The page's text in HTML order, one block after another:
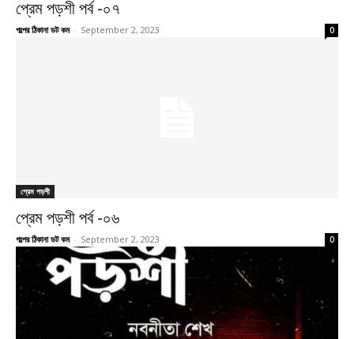
প্রেম পড়শী পর্ব -০৭
গল্পের ঠিকানা ডট কম - September 2, 2023 0
প্রেম পড়শী
প্রেম পড়শী পর্ব -০৬
গল্পের ঠিকানা ডট কম - September 2, 2023 0